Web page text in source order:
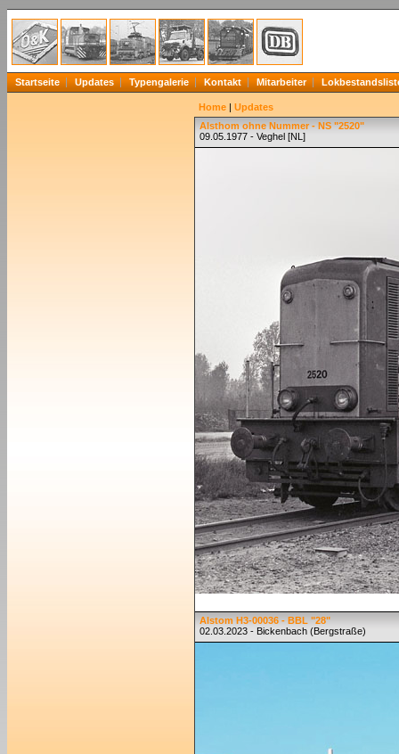
Startseite Updates Typengalerie Kontakt Mitarbeiter
Home | Updates
Alsthom ohne Nummer - NS "2520"
09.05.1977 - Veghel [NL]
Alstom H3-00036 - BBL "28"
02.03.2023 - Bickenbach (Bergstraße)